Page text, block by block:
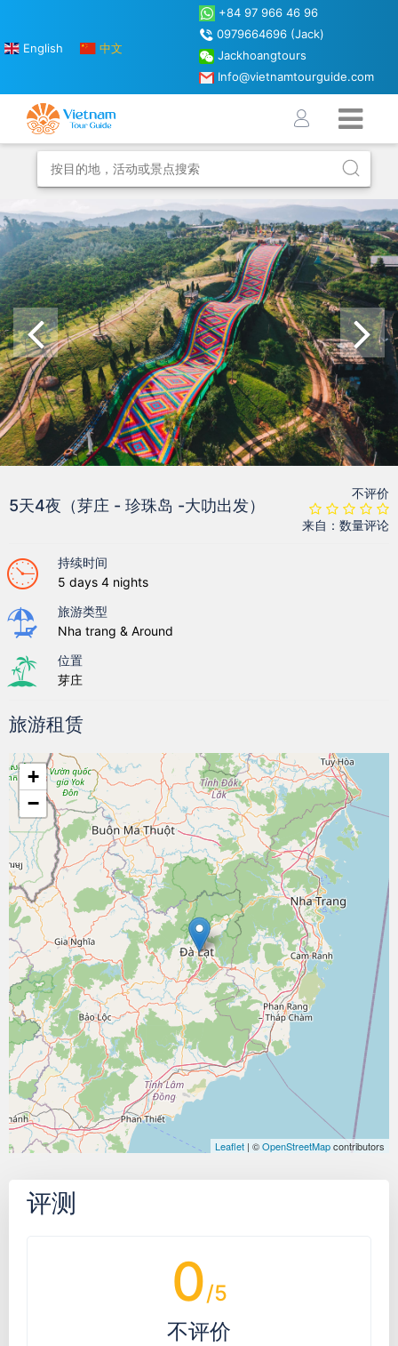
English 中文
+84 97 966 46 96
0979664696 (Jack)
Jackhoangtours
Info@vietnamtourguide.com
5天4夜（芽庄 - 珍珠岛 -大叻出发）
不评价
来自：数量评论
持续时间
5 days 4 nights
旅游类型
Nha trang & Around
位置
芽庄
旅游租赁
+
−
Leaflet | ©OpenStreetMapcontributors
评测
0/5
不评价